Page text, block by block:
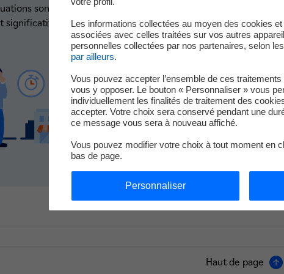
sont partagés avec les
significatif.
Comment
Quelles sont
Haut de page
Les informations collectées au moyen des cookies
associées avec celles traitées sur vos autres
personnelles collectées par nos partenaires, selon les
par ailleurs.
Vous pouvez accepter l’ensemble de ces
vous y opposer. Le bouton « Personnaliser » vous
individuellement les finalités de traitement des
accepter. Votre choix sera conservé pendant une
ce message vous sera à nouveau affiché.
Vous pouvez modifier votre choix à tout moment en
bas de page.
Personnaliser